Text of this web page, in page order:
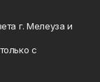
г. Мелеуза и
с